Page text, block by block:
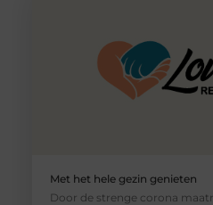
Met het hele gezin genieten
Door de strenge corona